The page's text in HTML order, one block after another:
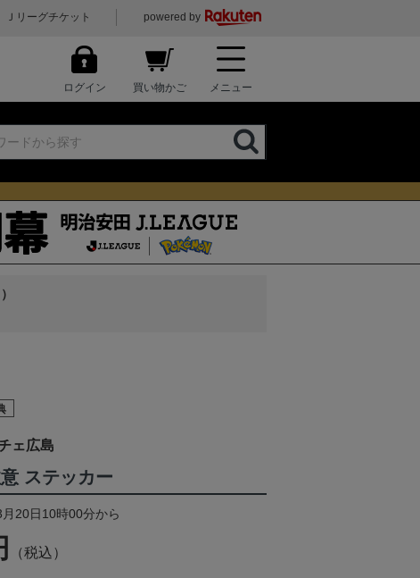
Ｊリーグチケット powered by
ログイン 買い物かご メニュー
ェ広島
ステッカー
20日10時00分から
（税込）